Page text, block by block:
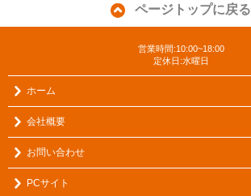
ページトップに戻る
営業時間:10:00~18:00
定休日:水曜日
ホーム
会社概要
お問い合わせ
PCサイト